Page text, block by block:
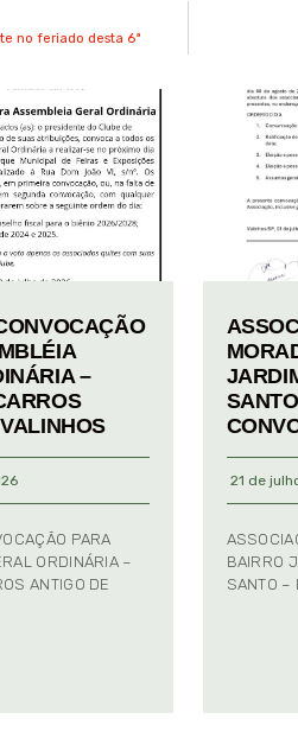
no feriado desta 6ª
–
PARA
ORDINÁRIA –
ANTIGO DE
21 de
BAIRRO
SANTO –